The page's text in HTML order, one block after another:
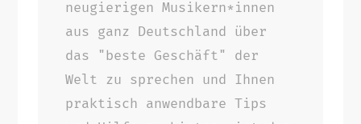
neugierigen Musikern*innen
aus ganz Deutschland über
das "beste Geschäft" der
Welt zu sprechen und Ihnen
praktisch anwendbare Tips